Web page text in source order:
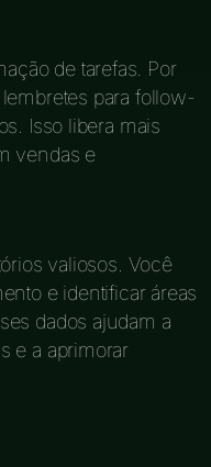
de tarefas. Por
para follow-
Isso libera mais
vendas e
valiosos. Você
e identificar áreas
dados ajudam a
e a aprimorar